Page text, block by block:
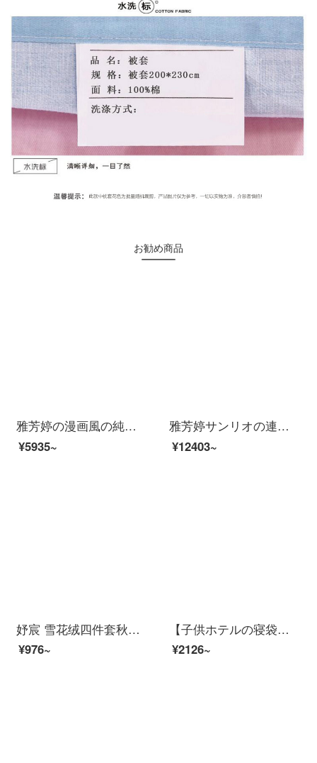
お勧め商品
雅芳婷の漫画風の純綿のベッドの上で4つのセットのケイティの猫のアニメ・漫画の全綿のシーツの布団カバー4つのセットの縄の金71303シーツの3つのセット（縄を縛って進級する版）の1.2メートル
¥5935~
雅芳婷サンリオの連続心は四五件のセットを掛けて、薄い被芯の漫画のシーツをくわえます。シーツの布団の全綿の寝具の正式版パチャ犬の家庭用紡績品7525-寝る錦の袋の五件のセット(連心は掛けます)1.8メートル(6フィート)のベッド
¥12403~
妤宸 雪花绒四件套秋冬保暖珊瑚绒加厚双面法兰绒床品套件卡通绒被套床单被罩1.2米床笠款三件套 大菠萝-加厚法兰绒 1.2M床单式/三件套/被套150*200CM
¥976~
【子供ホテルの寝袋】MIDO HOUSE銘は全部家庭子供用の純綿ホテルです。汚れた寝袋を挟んで、超軽くて持ち運びに便利です。旅行者の睡眠宝庫掘削機160*210 cmに蹴られました。
¥2126~